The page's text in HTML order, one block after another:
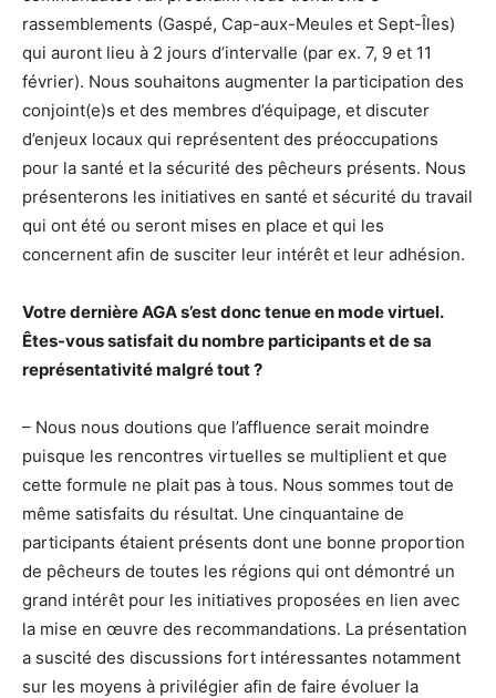
rassemblements (Gaspé, Cap-aux-Meules et Sept-Îles)
qui auront lieu à 2 jours d’intervalle (par ex. 7, 9 et 11
février). Nous souhaitons augmenter la participation des
conjoint(e)s et des membres d’équipage, et discuter
d’enjeux locaux qui représentent des préoccupations
pour la santé et la sécurité des pêcheurs présents. Nous
présenterons les initiatives en santé et sécurité du travail
qui ont été ou seront mises en place et qui les
concernent afin de susciter leur intérêt et leur adhésion.
Votre dernière AGA s’est donc tenue en mode virtuel.
Êtes-vous satisfait du nombre participants et de sa
représentativité malgré tout ?
– Nous nous doutions que l’affluence serait moindre
puisque les rencontres virtuelles se multiplient et que
cette formule ne plait pas à tous. Nous sommes tout de
même satisfaits du résultat. Une cinquantaine de
participants étaient présents dont une bonne proportion
de pêcheurs de toutes les régions qui ont démontré un
grand intérêt pour les initiatives proposées en lien avec
la mise en œuvre des recommandations. La présentation
a suscité des discussions fort intéressantes notamment
sur les moyens à privilégier afin de faire évoluer la